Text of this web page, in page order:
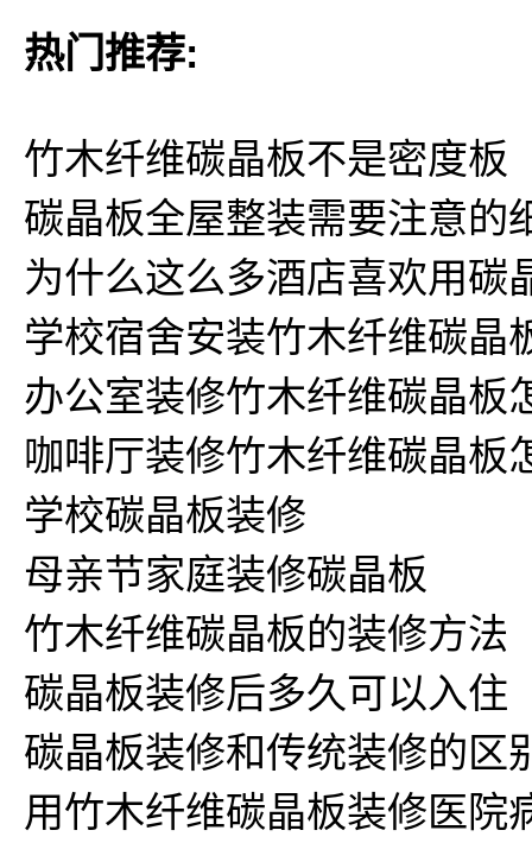
热门推荐:
竹木纤维碳晶板不是密度板
碳晶板全屋整装需要注意的
为什么这么多酒店喜欢用碳
学校宿舍安装竹木纤维碳晶
办公室装修竹木纤维碳晶板
咖啡厅装修竹木纤维碳晶板
学校碳晶板装修
母亲节家庭装修碳晶板
竹木纤维碳晶板的装修方法
碳晶板装修后多久可以入住
碳晶板装修和传统装修的区
用竹木纤维碳晶板装修医院